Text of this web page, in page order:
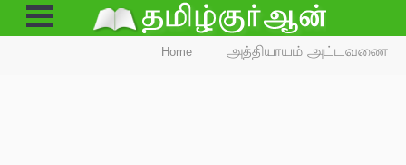
Open
Menu
Home அத்தியாயம் அட்டவணை